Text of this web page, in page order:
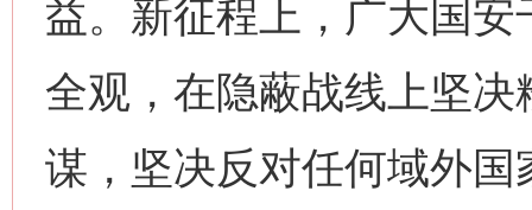
益。新征程上，广大国
全观，在隐蔽战线上坚
谋，坚决反对任何域外
网上购药对药下症？